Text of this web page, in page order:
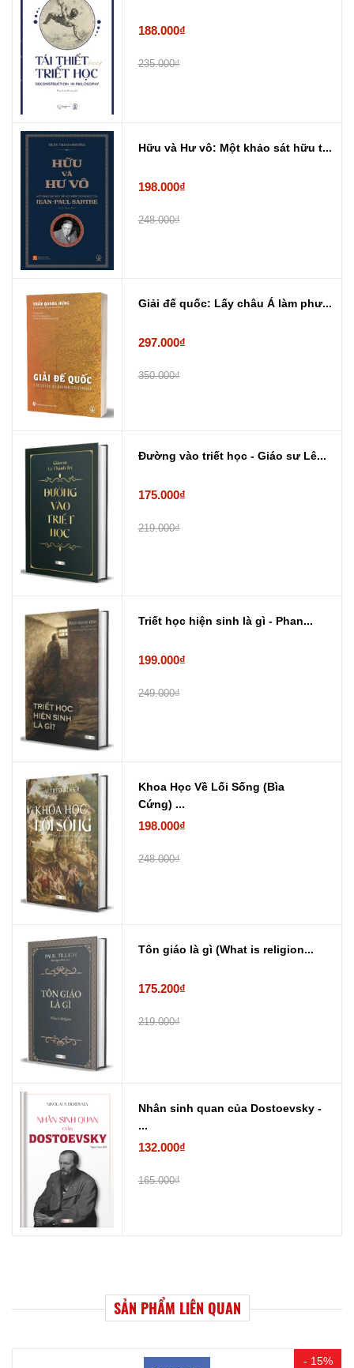
188.000₫
235.000₫
Hữu và Hư vô: Một khảo sát hữu t...
198.000₫
248.000₫
Giải đế quốc: Lấy châu Á làm phư...
297.000₫
350.000₫
Đường vào triết học - Giáo sư Lê...
175.000₫
219.000₫
Triết học hiện sinh là gì - Phan...
199.000₫
249.000₫
Khoa Học Về Lối Sống (Bìa
Cứng) ...
198.000₫
248.000₫
Tôn giáo là gì (What is religion...
175.200₫
219.000₫
Nhân sinh quan của Dostoevsky -
...
132.000₫
165.000₫
SẢN PHẨM LIÊN QUAN
- 15%